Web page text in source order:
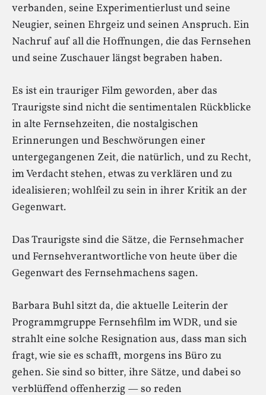
verbanden, seine Experimentierlust und seine
Neugier, seinen Ehrgeiz und seinen Anspruch. Ein
Nachruf auf all die Hoffnungen, die das Fernsehen
und seine Zuschauer längst begraben haben.
Es ist ein trauriger Film geworden, aber das
Traurigste sind nicht die sentimentalen Rückblicke
in alte Fernsehzeiten, die nostalgischen
Erinnerungen und Beschwörungen einer
untergegangenen Zeit, die natürlich, und zu Recht,
im Verdacht stehen, etwas zu verklären und zu
idealisieren; wohlfeil zu sein in ihrer Kritik an der
Gegenwart.
Das Traurigste sind die Sätze, die Fernsehmacher
und Fernsehverantwortliche von heute über die
Gegenwart des Fernsehmachens sagen.
Barbara Buhl sitzt da, die aktuelle Leiterin der
Programmgruppe Fernsehfilm im WDR, und sie
strahlt eine solche Resignation aus, dass man sich
fragt, wie sie es schafft, morgens ins Büro zu
gehen. Sie sind so bitter, ihre Sätze, und dabei so
verblüffend offenherzig — so reden